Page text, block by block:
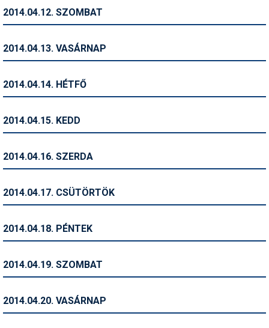
Sífelszerelés
Símánia
Síszerviz
Snowboard
2014.04.12. SZOMBAT
2014.04.13. VASÁRNAP
2014.04.14. HÉTFŐ
2014.04.15. KEDD
2014.04.16. SZERDA
2014.04.17. CSÜTÖRTÖK
2014.04.18. PÉNTEK
2014.04.19. SZOMBAT
2014.04.20. VASÁRNAP